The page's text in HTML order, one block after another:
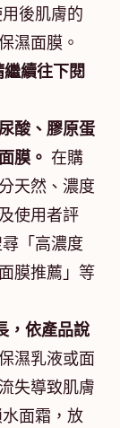
後肌膚的
濕面膜。
續往下閱
酸、膠原蛋
膜。 在購
天然、濃度
使用者評
「高濃度
膜推薦」等
，依產品說
濕乳液或面
失導致肌膚
面霜，放